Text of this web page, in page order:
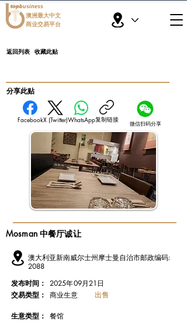
topbusiness
澳洲最大中文
商业交易平台
返回列表 收藏此贴
​分享此贴
FacebookX (Twitter)WhatsApp复制链接 微信扫码分享
Mosman 中餐厅诚让
澳大利亚新南威尔士州摩士曼自治市邮政编码:
2088
发布时间： 2025年09月21日
交易类型：
商业生意 出售
​生意类型： 餐馆